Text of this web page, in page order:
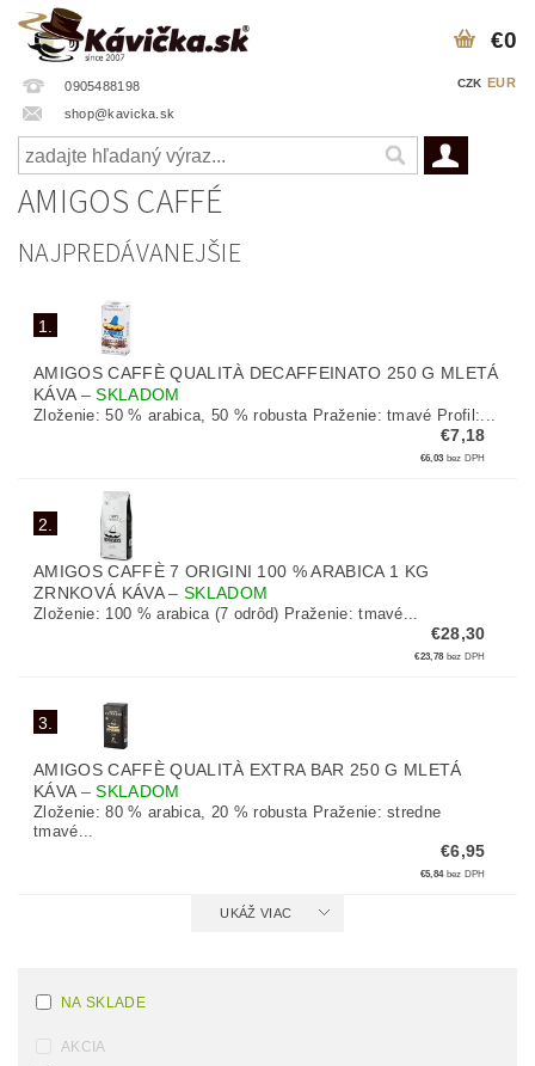
0905488198
shop@kavicka.sk
CZK EUR
€0
AMIGOS CAFFÉ
NAJPREDÁVANEJŠIE
1.
AMIGOS CAFFÈ QUALITÀ DECAFFEINATO 250 G MLETÁ
KÁVA –SKLADOM
Zloženie: 50 % arabica, 50 % robusta Praženie: tmavé Profil:...
€7,18
€6,03 bez DPH
2.
AMIGOS CAFFÈ 7 ORIGINI 100 % ARABICA 1 KG
ZRNKOVÁ KÁVA– SKLADOM
Zloženie: 100 % arabica (7 odrôd) Praženie: tmavé...
€28,30
€23,78 bez DPH
3.
AMIGOS CAFFÈ QUALITÀ EXTRA BAR 250 G MLETÁ
KÁVA –SKLADOM
Zloženie: 80 % arabica, 20 % robusta Praženie: stredne
tmavé...
€6,95
€5,84bez DPH
UKÁŽ VIAC
NA SKLADE
AKCIA